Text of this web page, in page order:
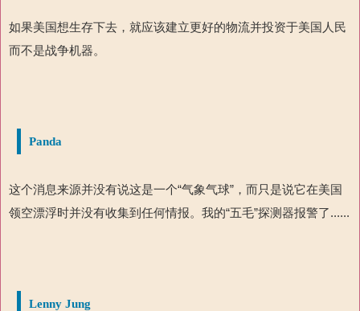
如果美国想生存下去，就应该建立更好的物流并投资于美国人民
而不是战争机器。
Panda
这个消息来源并没有说这是一个“气象气球”，而只是说它在美国
领空漂浮时并没有收集到任何情报。我的“五毛”探测器报警了......
Lenny Jung